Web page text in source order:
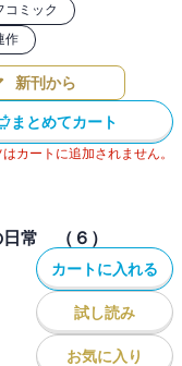
コミック
作
新刊から
まとめてカート
カートに追加されません。
日常 （６）
カートに入れる
試し読み
お気に入り